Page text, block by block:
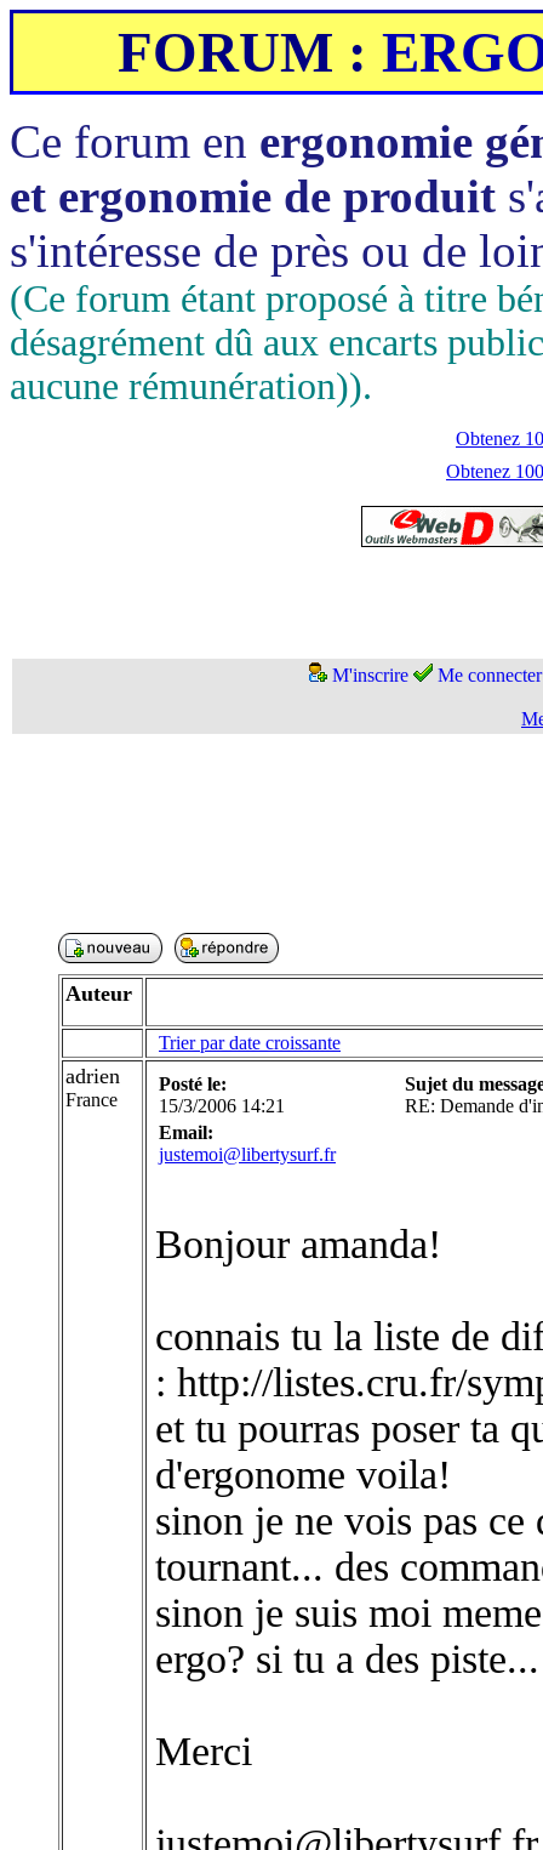
FORUM :
Ce forum en ergonomie
et ergonomie de produit
s'intéresse de près ou de
(Ce forum étant proposé à titre
désagrément dû aux encarts
aucune rémunération)).
Obtenez
Obtenez
M'inscrire Me connecter
Auteur
Trier par date croissante
adrien
France
Posté le:
15/3/2006 14:21
Sujet du
RE: Demande
Email:
justemoi@libertysurf.fr
Bonjour amanda!
connais tu la liste de
: http://listes.cru.fr/
et tu pourras poser ta
d'ergonome voila!
sinon je ne vois pas ce
tournant... des
sinon je suis moi
ergo? si tu a des
Merci